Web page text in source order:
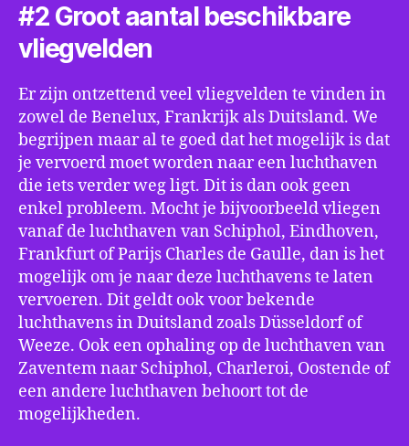
#2 Groot aantal beschikbare
vliegvelden
Er zijn ontzettend veel vliegvelden te vinden in
zowel de Benelux, Frankrijk als Duitsland. We
begrijpen maar al te goed dat het mogelijk is dat
je vervoerd moet worden naar een luchthaven
die iets verder weg ligt. Dit is dan ook geen
enkel probleem. Mocht je bijvoorbeeld vliegen
vanaf de luchthaven van Schiphol, Eindhoven,
Frankfurt of Parijs Charles de Gaulle, dan is het
mogelijk om je naar deze luchthavens te laten
vervoeren. Dit geldt ook voor bekende
luchthavens in Duitsland zoals Düsseldorf of
Weeze. Ook een ophaling op de luchthaven van
Zaventem naar Schiphol, Charleroi, Oostende of
een andere luchthaven behoort tot de
mogelijkheden.